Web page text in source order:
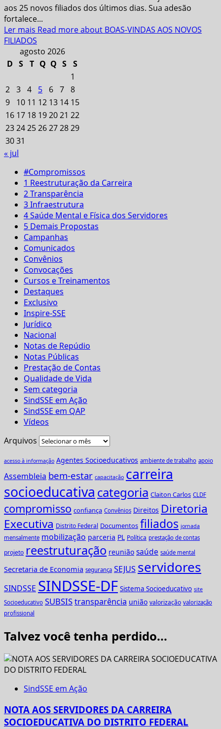
aos 25 novos filiados dos últimos dias. Sua adesão
fortalece...
Ler mais Read more about BOAS-VINDAS AOS NOVOS
FILIADOS
agosto 2026
D S T Q Q S
S
1
2 3 4 5 6 7 8
9
10 11 12 13 14 15
16 17 18 192021 22
23242526272829
3031
« jul
#Compromissos
1 Reestruturação da Carreira
2 Transparência
3 Infraestrutura
4 Saúde Mental e Física dos Servidores
5 Demais Propostas
Campanhas
Comunicados
Convênios
Convocações
Cursos e Treinamentos
Destaques
Exclusivo
Inspire-SSE
Jurídico
Nacional
Notas de Repúdio
Notas Públicas
Prestação de Contas
Qualidade de Vida
Sem categoria
SindSSE em Ação
SindSSE em QAP
Vídeos
Arquivos
acesso à informação Agentes Socioeducativos ambiente de trabalho apoio
Assembleia bem-estar capacitação carreira
socioeducativa categoria Claiton Carlos CLDF
compromisso confiança Convênios Direitos Diretoria
Executiva Distrito Federal Documentos filiados jornada
mensalmente mobilização parceria PL Política prestação de contas
projeto reestruturação reunião saúde saúde mental
Secretaria de Economia segurança SEJUS servidores
SINDSSE SINDSSE-DF Sistema Socioeducativo site
Socioeducativo SUBSIStransparência união valorização valorização
profissional
Talvez você tenha perdido...
SindSSE em Ação
NOTA AOS SERVIDORES DA CARREIRA
SOCIOEDUCATIVA DO DISTRITO FEDERAL